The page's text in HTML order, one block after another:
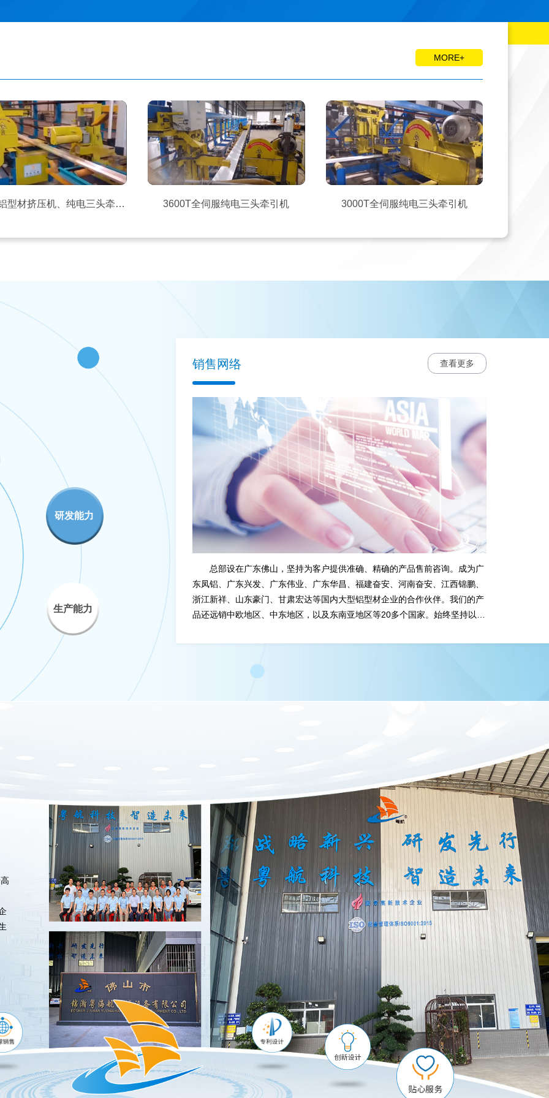
MORE+
1800T铝型材挤压机、纯电三头牵引机 3600T全伺服纯电三头牵引机 3000T全伺服纯电三头牵引机
研发能力
生产能力
销售网络 查看更多
总部设在广东佛山，坚持为客户提供准确、精确的产品售前咨询。成为广
东凤铝、广东兴发、广东伟业、广东华昌、福建奋安、河南奋安、江西锦鹏、
浙江新祥、山东豪门、甘肃宏达等国内大型铝型材企业的合作伙伴。我们的产
品还远销中欧地区、中东地区，以及东南亚地区等20多个国家。始终坚持以市
场为导向和“创新的技术、质量如一”的经营理念，走出中国、迈进国际化。
研发能力
型材挤压模拟研究
丰富、技术精湛的